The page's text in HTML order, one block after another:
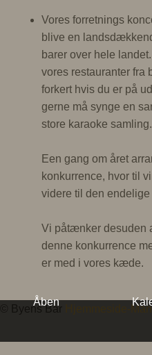
Åben
Vores forretnings
blive en
barer over hele
vores restauranter fra
forkert hvis du er på
gerne må synge en
store karaoke samling.
Een gang om året
konkurrence, hvor til
videre til den
Vi påtænker desuden
denne konkurrence
er med i vores kæde.
© Byens Bar Hjemmeside-